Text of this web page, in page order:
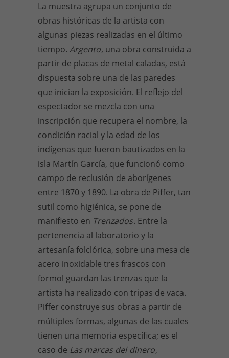
La muestra agrupa un conjunto de
obras históricas de la artista con
algunas piezas realizadas en el último
tiempo. Argento, una obra construida a
partir de placas de metal caladas, está
dispuesta sobre una de las paredes
que inician la exposición. El reflejo del
espectador se mezcla con una
inscripción que recupera el nombre, la
condición racial y la edad de los
indígenas que fueron bautizados en la
isla Martín García, que funcionó como
campo de reclusión de aborígenes
entre 1870 y 1890. La obra de Piffer, tan
sutil como higiénica, se pone de
manifiesto en Trenzados. Entre la
pertenencia al laboratorio y la
artesanía folclórica, sobre una mesa de
acero inoxidable tres frascos con
formol guardan las trenzas que la
artista ha realizado con tripas de vaca.
Piffer construye sus obras a partir de
múltiples formas, algunas de las cuales
tienen una memoria específica; es el
caso de Las marcas del dinero,